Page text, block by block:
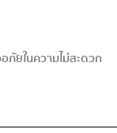
ยในความไม่สะดวก